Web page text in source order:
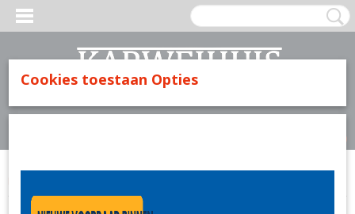
(0)
Cookies toestaan Opties